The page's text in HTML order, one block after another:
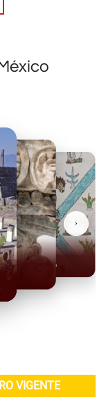
Mexicas
›
VIGENTE